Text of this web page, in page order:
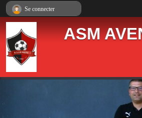
ASM
Se connecter
Panneau de gestion des cookies